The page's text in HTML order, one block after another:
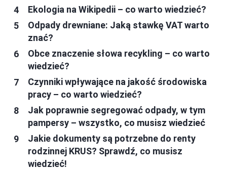
Ekologia na Wikipedii – co warto wiedzieć?
Odpady drewniane: Jaką stawkę VAT warto
znać?
Obce znaczenie słowa recykling – co warto
wiedzieć?
Czynniki wpływające na jakość środowiska
pracy – co warto wiedzieć?
Jak poprawnie segregować odpady, w tym
pampersy – wszystko, co musisz wiedzieć
Jakie dokumenty są potrzebne do renty
rodzinnej KRUS? Sprawdź, co musisz
wiedzieć!